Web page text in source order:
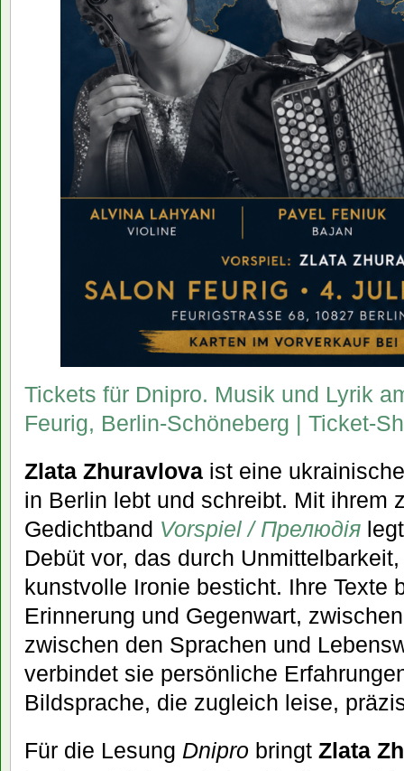
Tickets für Dnipro. Musik und Lyrik
Feurig, Berlin-Schöneberg | Ticket-
Zlata Zhuravlova ist eine
in Berlin lebt und schreibt. Mit ihrem
Gedichtband Vorspiel / Прелюдія
Debüt vor, das durch
kunstvolle Ironie besticht. Ihre Texte
Erinnerung und Gegenwart,
zwischen den Sprachen und
verbindet sie persönliche
Bildsprache, die zugleich leise,
Für die Lesung Dnipro bringt Zlata